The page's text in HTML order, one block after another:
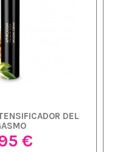
DEL
€